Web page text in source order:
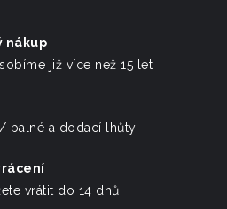
nákup
již více než 15 let
balné a dodací lhůty.
vrátit do 14 dnů